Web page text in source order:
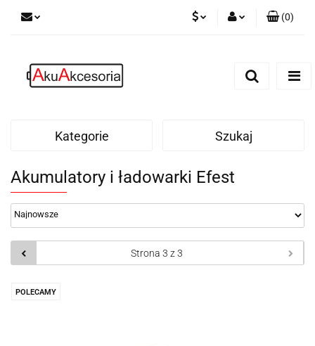
(0)
Kategorie Szukaj
Akumulatory i ładowarki Efest
POLECAMY